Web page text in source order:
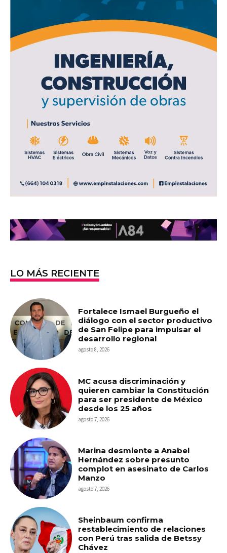
LO MÁS RECIENTE
Fortalece Ismael Burgueño el
diálogo con el sector productivo
de San Felipe para impulsar el
desarrollo regional
agosto 8, 2026
MC acusa discriminación y
quieren cambiar la Constitución
para ser presidente de México
desde los 25 años
agosto 7, 2026
Marina desmiente a Anabel
Hernández sobre presunto
complot en asesinato de Carlos
Manzo
agosto 7, 2026
Sheinbaum confirma
restablecimiento de relaciones
con Perú tras salida de Betssy
Chávez